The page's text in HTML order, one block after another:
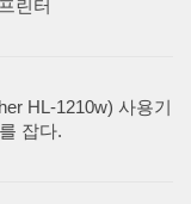
HL-1210w) 사용기
잡다.